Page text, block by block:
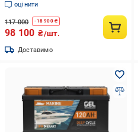
оцінити
117 000 -18 900₴
98 100 ₴/шт.
Доставимо